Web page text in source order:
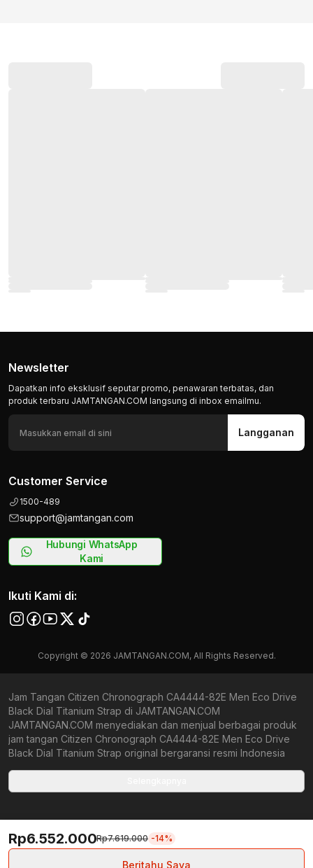
Newsletter
Dapatkan info eksklusif seputar promo, penawaran terbatas, dan
produk terbaru JAMTANGAN.COM langsung di inbox emailmu.
Langganan
Customer Service
1500-489
support@jamtangan.com
Hubungi WhatsApp
Kami
Ikuti Kami di:
Copyright © 2026 JAMTANGAN.COM, All Rights Reserved.
Jam Tangan Citizen Chronograph CA4444-82E Men Eco Drive
Black Dial Titanium Strap di JAMTANGAN.COM
JAMTANGAN.COM menyediakan dan menjual berbagai produk
jam tangan Citizen Chronograph CA4444-82E Men Eco Drive
Black Dial Titanium Strap original bergaransi resmi Indonesia
JAMTANGAN.COM menjamin produk-produk yang tersedia
memiliki harga yang lebih terjangkau dari toko online Indonesia
lainnya. Anda, watchlovers, merupakan prioritas utama kami.
Dengan tersedianya berbagai jam tangan mechanical, kinetic,
dan quartz mulai dari yang bertema fine-elegance atau elegan
Rp6.552.000Rp7.619.000 -14%
Beritahu Saya